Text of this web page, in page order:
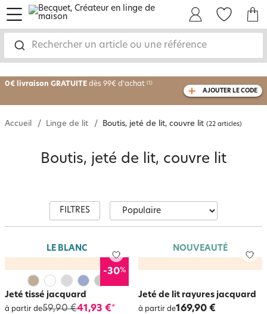
Rechercher un article ou une référence
menu
-25% sur votre commande dès 2 articles
achetés
0€ livraison GRATUITEdès 99€ d'achat
avec le code 750801
AJOUTER LE CODE
Accueil Linge de lit Boutis, jeté de lit, couvre lit (22 articles)
Boutis, jeté de lit, couvre lit
FILTRES
LE BLANC
-30%
Jeté tissé jacquard
à partir de59,90 €41,93 €*
NOUVEAUTÉ
Jeté de lit rayures jacquard
à partir de169,90 €